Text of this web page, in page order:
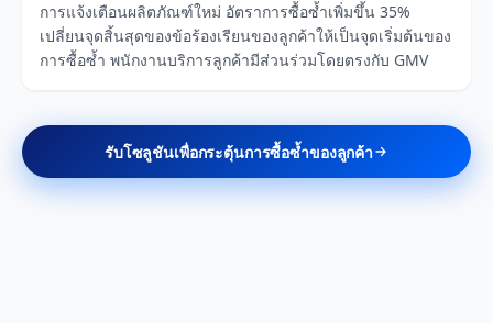
การแจ้งเตือนผลิตภัณฑ์ใหม่ อัตราการซื้อซ้ำเพิ่มขึ้น 35%
เปลี่ยนจุดสิ้นสุดของข้อร้องเรียนของลูกค้าให้เป็นจุดเริ่มต้นของ
การซื้อซ้ำ พนักงานบริการลูกค้ามีส่วนร่วมโดยตรงกับ GMV
รับโซลูชันเพื่อกระตุ้นการซื้อซ้ำของลูกค้า